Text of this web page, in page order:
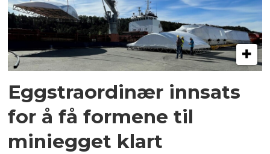
Eggstraordinær innsats
for å få formene til
miniegget klart